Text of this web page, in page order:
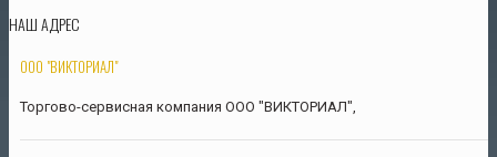
НАШ АДРЕС
ООО "ВИКТОРИАЛ"
Торгово-сервисная компания ООО "ВИКТОРИАЛ",